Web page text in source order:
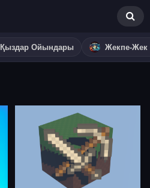
Қыздар Ойындары Жекпе-